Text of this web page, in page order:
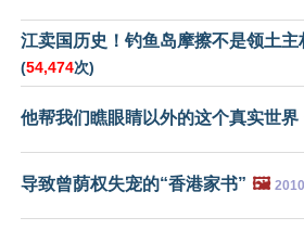
江卖国历史！钓鱼岛摩擦不是领土主
(54,474次)
他帮我们瞧眼睛以外的这个真实世界
导致曾荫权失宠的“香港家书” 🖼️